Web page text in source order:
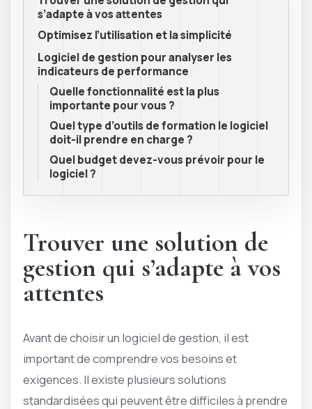
s’adapte à vos attentes
Optimisez l’utilisation et la simplicité
Logiciel de gestion pour analyser les
indicateurs de performance
Quelle fonctionnalité est la plus
importante pour vous ?
Quel type d’outils de formation le logiciel
doit-il prendre en charge ?
Quel budget devez-vous prévoir pour le
logiciel ?
Trouver une solution de
gestion qui s’adapte à vos
attentes
Avant de choisir un logiciel de gestion, il est
important de comprendre vos besoins et
exigences. Il existe plusieurs solutions
standardisées qui peuvent être difficiles à prendre